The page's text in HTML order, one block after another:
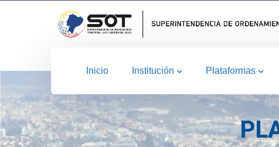
Inicio Institución Plataformas